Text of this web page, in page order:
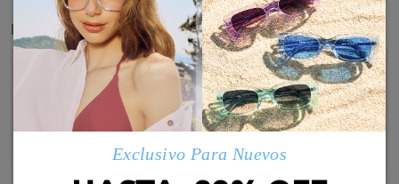
Detail
Exclusivo Para Nuevos